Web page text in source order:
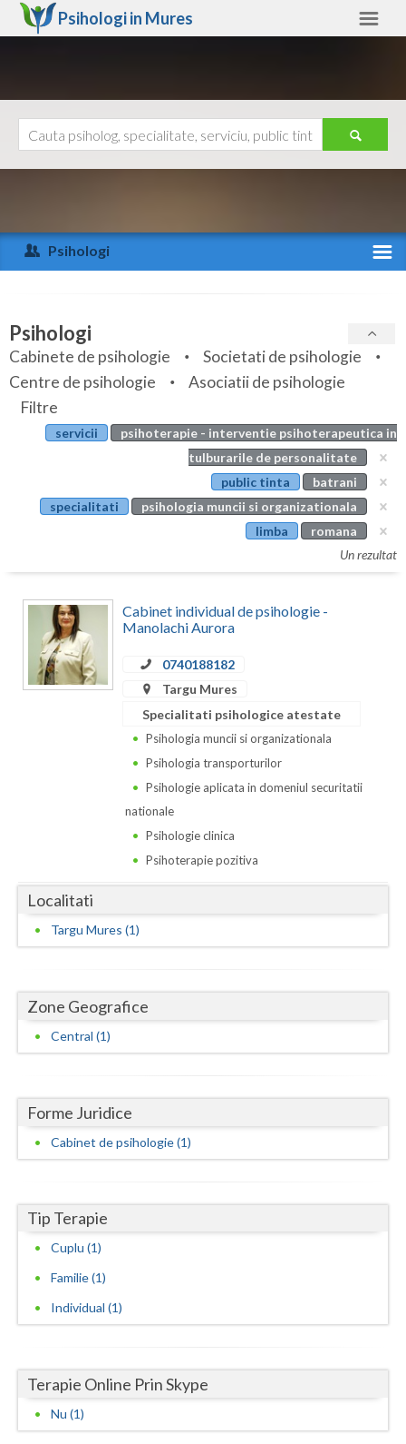
Psihologi in Mures
Arad
Arges
Bihor
Bistrita-Nasaud
Botosani
Calarasi
Caras-Severin
Cluj
Giurgiu
Gorj
Hunedoara
Ialomita
Ilfov
Maramures
Mures
Neamt
Prahova
Satu-Mare
Sibiu
Ajutor
Psihologi
Specialitati
Servicii
Articole
Evenimente
Membri
Psihologi
Cabinete de psihologie
Societati de psihologie
Centre de psihologie
Asociatii de psihologie
Filtre
servicii
psihoterapie - interventie psihoterapeutica in
tulburarile de personalitate
public tinta
batrani
specialitati
psihologia muncii si organizationala
limba
romana
Un rezultat
Cabinet individual de psihologie -
Manolachi Aurora
0740188182
Targu Mures
Specialitati psihologice atestate
Psihologia muncii si organizationala
Psihologia transporturilor
Psihologie aplicata in domeniul securitatii
nationale
Psihologie clinica
Psihoterapie pozitiva
Localitati
Targu Mures (1)
Zone Geografice
Central (1)
Forme Juridice
Cabinet de psihologie (1)
Tip Terapie
Cuplu (1)
Familie (1)
Individual (1)
Terapie Online Prin Skype
Nu (1)